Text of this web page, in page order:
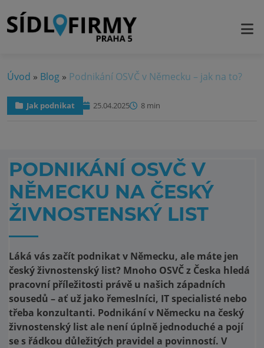
Úvod » Blog » Podnikání OSVČ v Německu – jak na to?
Jak podnikat 25.04.2025 8 min
PODNIKÁNÍ OSVČ V
NĚMECKU NA ČESKÝ
ŽIVNOSTENSKÝ LIST
Láká vás začít podnikat v Německu, ale máte jen
český živnostenský list? Mnoho OSVČ z Česka hledá
pracovní příležitosti právě u našich západních
sousedů –⁠ ať už jako řemeslníci, IT specialisté nebo
třeba konzultanti. Podnikání v Německu na český
živnostenský list ale není úplně jednoduché a pojí
se s řádkou důležitých pravidel a povinností. V